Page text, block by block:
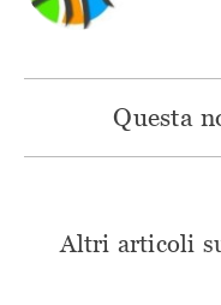
Questa
Altri articoli